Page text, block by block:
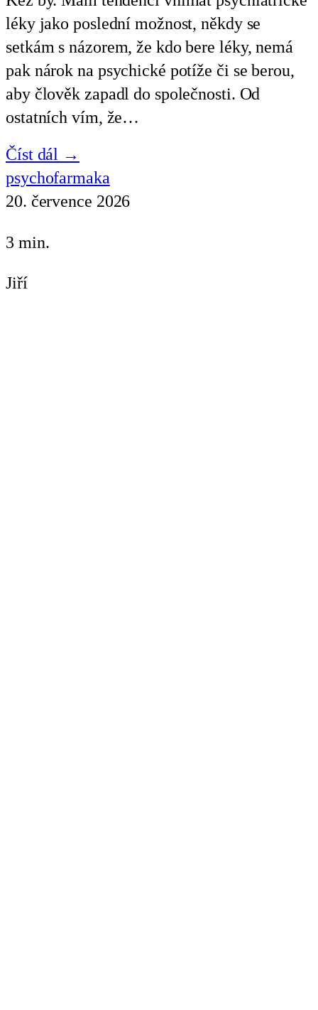
léky jako poslední možnost, někdy se
setkám s názorem, že kdo bere léky, nemá
pak nárok na psychické potíže či se berou,
aby člověk zapadl do společnosti. Od
ostatních vím, že…
Číst dál →
psychofarmaka
20. července 2026
3 min.
Jiří